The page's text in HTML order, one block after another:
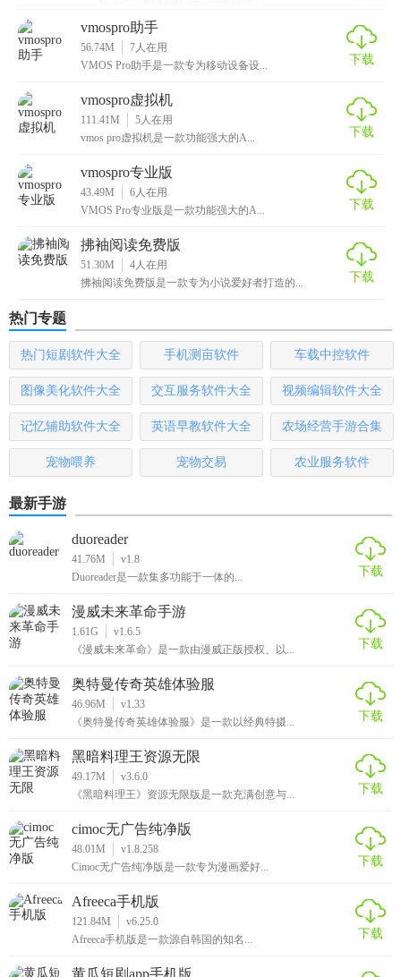
拟机软件。vmospro助手
56.74M 7 人在用
VMOS Pro助手是一款专为移动设备设...
下载
vmospro虚拟机
111.41M 5 人在用
vmos pro虚拟机是一款功能强大的A...
下载
vmospro专业版
43.49M 6 人在用
VMOS Pro专业版是一款功能强大的A...
下载
拂袖阅读免费版
51.30M 4 人在用
拂袖阅读免费版是一款专为小说爱好者打造的...
下载
热门专题
热门短剧软件大全 手机测亩软件 车载中控软件
图像美化软件大全 交互服务软件大全 视频编辑软件大全
记忆辅助软件大全 英语早教软件大全 农场经营手游合集
宠物喂养 宠物交易 农业服务软件
最新手游
duoreader
41.76M
v1.8
Duoreader是一款集多功能于一体的...
下载
漫威未来革命手游
1.61G
v1.6.5
《漫威未来革命》是一款由漫威正版授权、以...
下载
奥特曼传奇英雄体验服
46.96M
v1.33
《奥特曼传奇英雄体验服》是一款以经典特摄...
下载
黑暗料理王资源无限
49.17M
v3.6.0
《黑暗料理王》资源无限版是一款充满创意与...
下载
cimoc无广告纯净版
48.01M
v1.8.258
Cimoc无广告纯净版是一款专为漫画爱好...
下载
Afreeca手机版
121.84M
v6.25.0
Afreeca手机版是一款源自韩国的知名...
下载
黄瓜短剧app手机版